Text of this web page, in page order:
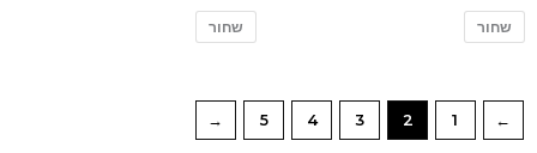
שחור שחור
→
1
2
3
4
5
←